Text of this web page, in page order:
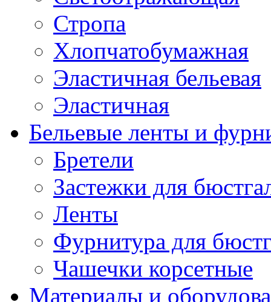
Стропа
Хлопчатобумажная
Эластичная бельевая
Эластичная
Бельевые ленты и
Бретели
Застежки для
Ленты
Фурнитура для
Чашечки корсетные
Материалы и